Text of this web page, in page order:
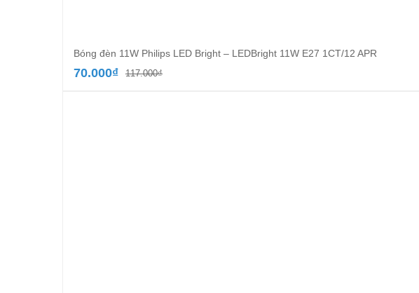
Bóng đèn 11W Philips LED Bright – LEDBright 11W E27 1CT/12 APR
117.000₫Giá
70.000₫
Giá